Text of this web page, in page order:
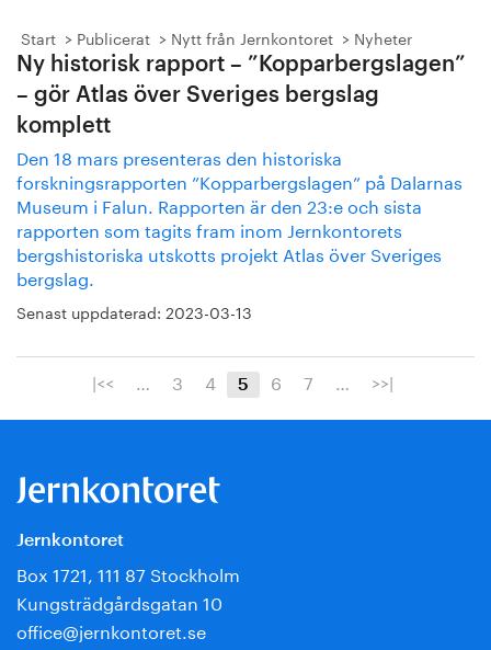
Start Publicerat Nytt från Jernkontoret Nyheter
Ny historisk rapport – ”Kopparbergslagen”
– gör Atlas över Sveriges bergslag
komplett
Den 18 mars presenteras den historiska
forskningsrapporten ”Kopparbergslagen” på Dalarnas
Museum i Falun. Rapporten är den 23:e och sista
rapporten som tagits fram inom Jernkontorets
bergshistoriska utskotts projekt Atlas över Sveriges
bergslag.
Senast uppdaterad: 2023-03-13
|<< … 3 4 5 6 7 … >>|
Jernkontoret
Box 1721, 111 87 Stockholm
Kungsträdgårdsgatan 10
office@jernkontoret.se